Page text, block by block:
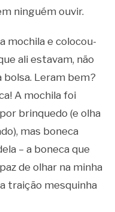
ninguém ouvir.
mochila e colocou-
ali estavam, não
bolsa. Leram bem?
A mochila foi
brinquedo (e olha
mas boneca
– a boneca que
de olhar na minha
traição mesquinha